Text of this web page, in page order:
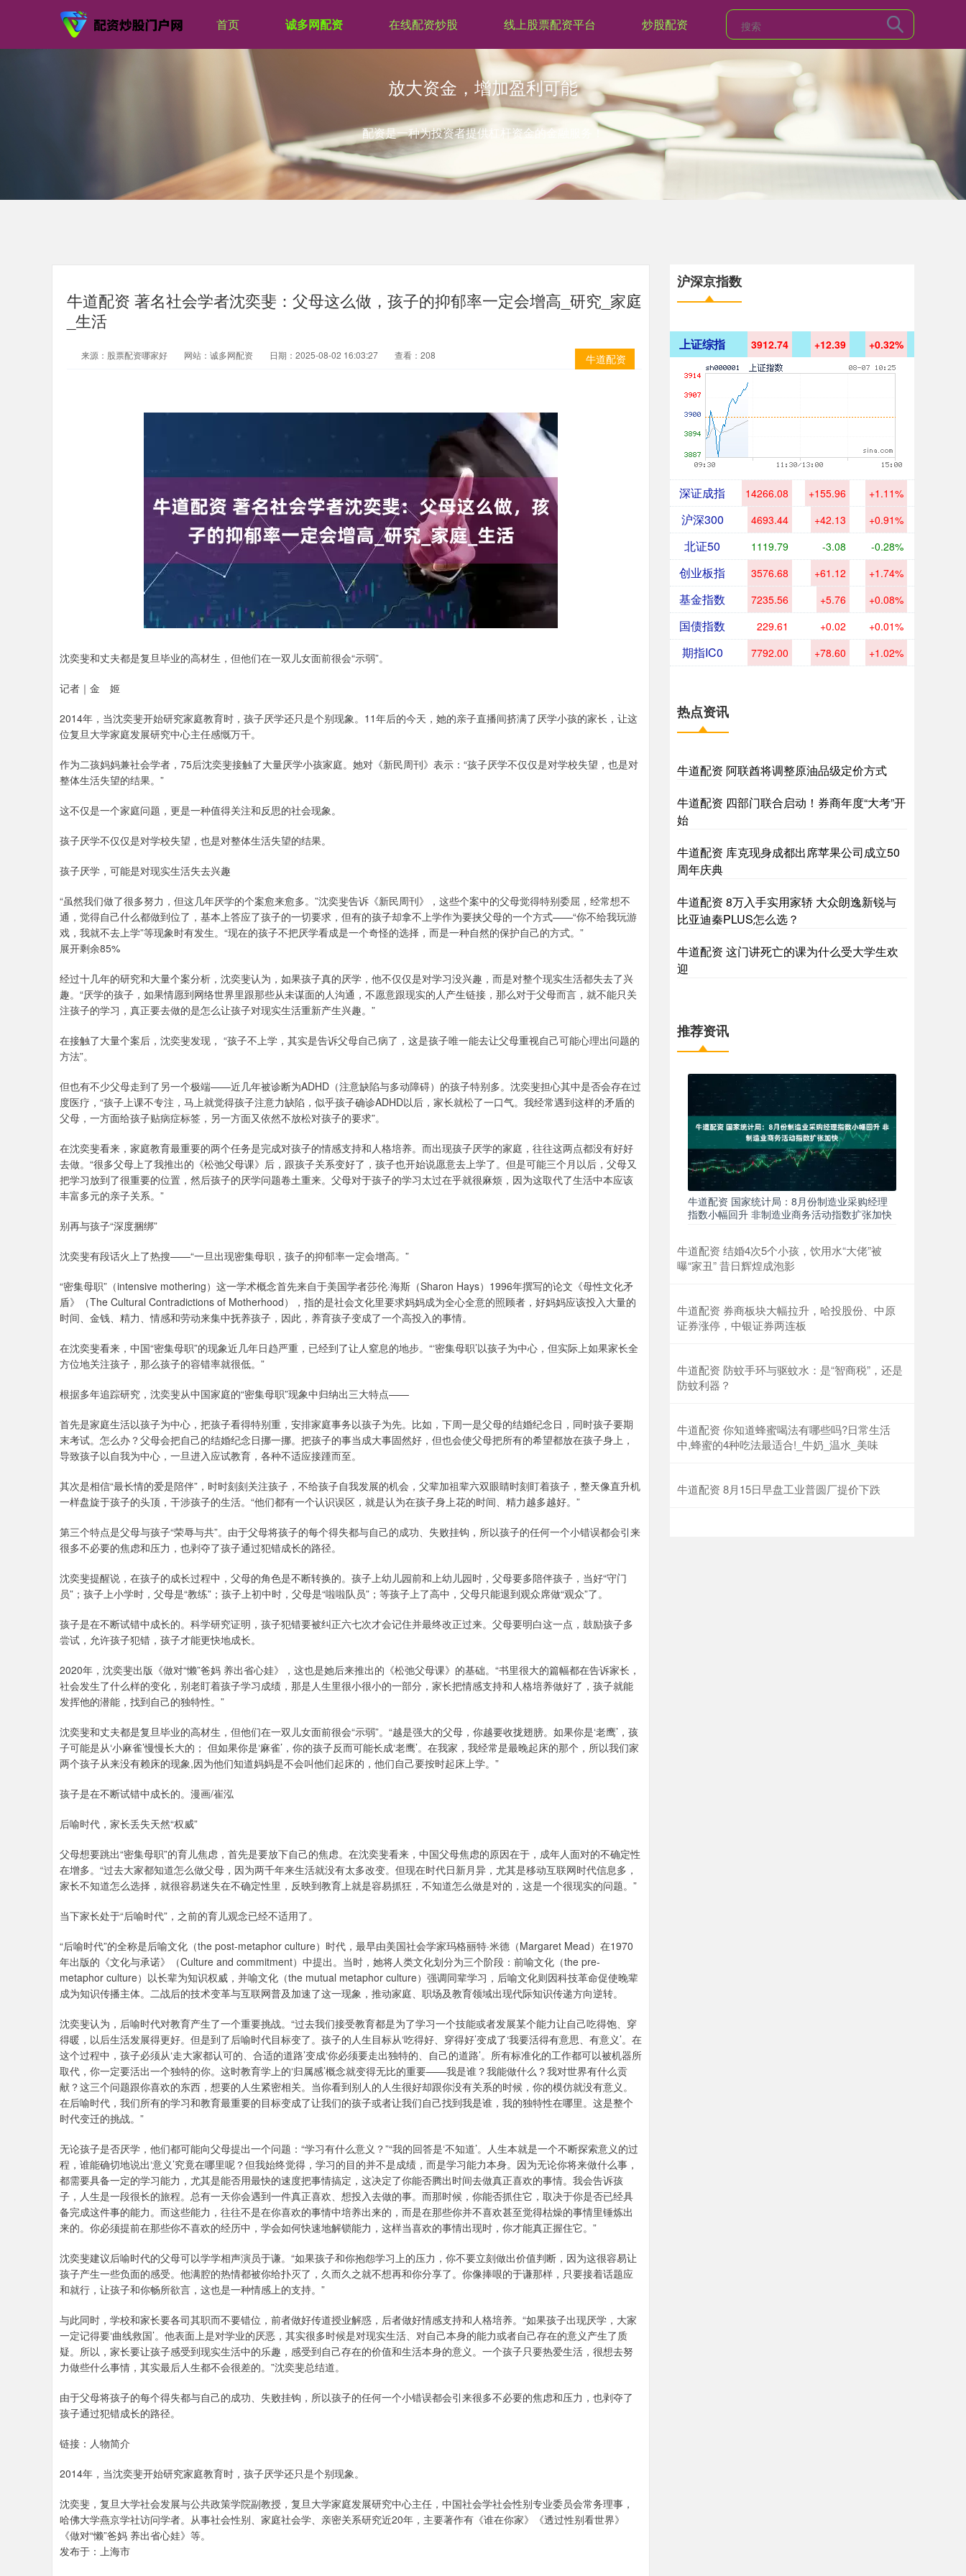
首页 诚多网配资 在线配资炒股 线上股票配资平台 炒股配资
放大资金，增加盈利可能
配资是一种为投资者提供杠杆资金的金融服务！
牛道配资 著名社会学者沈奕斐：父母这么做，孩子的抑郁率一定会增高_研究_家庭
_生活
牛道配资
来源：股票配资哪家好 网站：诚多网配资 日期：2025-08-02 16:03:27 查看：208
沈奕斐和丈夫都是复旦毕业的高材生，但他们在一双儿女面前很会“示弱”。
记者｜金 姬
2014年，当沈奕斐开始研究家庭教育时，孩子厌学还只是个别现象。11年后的今天，她的亲子直播间挤满了厌学小孩的家长，让这
位复旦大学家庭发展研究中心主任感慨万千。
作为二孩妈妈兼社会学者，75后沈奕斐接触了大量厌学小孩家庭。她对《新民周刊》表示：“孩子厌学不仅仅是对学校失望，也是对
整体生活失望的结果。”
这不仅是一个家庭问题，更是一种值得关注和反思的社会现象。
孩子厌学不仅仅是对学校失望，也是对整体生活失望的结果。
孩子厌学，可能是对现实生活失去兴趣
“虽然我们做了很多努力，但这几年厌学的个案愈来愈多。”沈奕斐告诉《新民周刊》，这些个案中的父母觉得特别委屈，经常想不
通，觉得自己什么都做到位了，基本上答应了孩子的一切要求，但有的孩子却拿不上学作为要挟父母的一个方式——“你不给我玩游
戏，我就不去上学”等现象时有发生。“现在的孩子不把厌学看成是一个奇怪的选择，而是一种自然的保护自己的方式。”
展开剩余85%
经过十几年的研究和大量个案分析，沈奕斐认为，如果孩子真的厌学，他不仅仅是对学习没兴趣，而是对整个现实生活都失去了兴
趣。“厌学的孩子，如果情愿到网络世界里跟那些从未谋面的人沟通，不愿意跟现实的人产生链接，那么对于父母而言，就不能只关
注孩子的学习，真正要去做的是怎么让孩子对现实生活重新产生兴趣。”
在接触了大量个案后，沈奕斐发现， “孩子不上学，其实是告诉父母自己病了，这是孩子唯一能去让父母重视自己可能心理出问题的
方法”。
但也有不少父母走到了另一个极端——近几年被诊断为ADHD（注意缺陷与多动障碍）的孩子特别多。沈奕斐担心其中是否会存在过
度医疗，“孩子上课不专注，马上就觉得孩子注意力缺陷，似乎孩子确诊ADHD以后，家长就松了一口气。我经常遇到这样的矛盾的
父母，一方面给孩子贴病症标签，另一方面又依然不放松对孩子的要求”。
在沈奕斐看来，家庭教育最重要的两个任务是完成对孩子的情感支持和人格培养。而出现孩子厌学的家庭，往往这两点都没有好好
去做。“很多父母上了我推出的《松弛父母课》后，跟孩子关系变好了，孩子也开始说愿意去上学了。但是可能三个月以后，父母又
把学习放到了很重要的位置，然后孩子的厌学问题卷土重来。父母对于孩子的学习太过在乎就很麻烦，因为这取代了生活中本应该
丰富多元的亲子关系。”
别再与孩子“深度捆绑”
沈奕斐有段话火上了热搜——“一旦出现密集母职，孩子的抑郁率一定会增高。”
“密集母职”（intensive mothering）这一学术概念首先来自于美国学者莎伦·海斯（Sharon Hays）1996年撰写的论文《母性文化矛
盾》（The Cultural Contradictions of Motherhood），指的是社会文化里要求妈妈成为全心全意的照顾者，好妈妈应该投入大量的
时间、金钱、精力、情感和劳动来集中抚养孩子，因此，养育孩子变成了一个高投入的事情。
在沈奕斐看来，中国“密集母职”的现象近几年日趋严重，已经到了让人窒息的地步。“‘密集母职’以孩子为中心，但实际上如果家长全
方位地关注孩子，那么孩子的容错率就很低。”
根据多年追踪研究，沈奕斐从中国家庭的“密集母职”现象中归纳出三大特点——
首先是家庭生活以孩子为中心，把孩子看得特别重，安排家庭事务以孩子为先。比如，下周一是父母的结婚纪念日，同时孩子要期
末考试。怎么办？父母会把自己的结婚纪念日挪一挪。把孩子的事当成大事固然好，但也会使父母把所有的希望都放在孩子身上，
导致孩子以自我为中心，一旦进入应试教育，各种不适应接踵而至。
其次是相信“最长情的爱是陪伴”，时时刻刻关注孩子，不给孩子自我发展的机会，父辈加祖辈六双眼睛时刻盯着孩子，整天像直升机
一样盘旋于孩子的头顶，干涉孩子的生活。“他们都有一个认识误区，就是认为在孩子身上花的时间、精力越多越好。”
第三个特点是父母与孩子“荣辱与共”。由于父母将孩子的每个得失都与自己的成功、失败挂钩，所以孩子的任何一个小错误都会引来
很多不必要的焦虑和压力，也剥夺了孩子通过犯错成长的路径。
沈奕斐提醒说，在孩子的成长过程中，父母的角色是不断转换的。孩子上幼儿园前和上幼儿园时，父母要多陪伴孩子，当好“守门
员”；孩子上小学时，父母是“教练”；孩子上初中时，父母是“啦啦队员”；等孩子上了高中，父母只能退到观众席做“观众”了。
孩子是在不断试错中成长的。科学研究证明，孩子犯错要被纠正六七次才会记住并最终改正过来。父母要明白这一点，鼓励孩子多
尝试，允许孩子犯错，孩子才能更快地成长。
2020年，沈奕斐出版《做对“懒”爸妈 养出省心娃》，这也是她后来推出的《松弛父母课》的基础。“书里很大的篇幅都在告诉家长，
社会发生了什么样的变化，别老盯着孩子学习成绩，那是人生里很小很小的一部分，家长把情感支持和人格培养做好了，孩子就能
发挥他的潜能，找到自己的独特性。”
沈奕斐和丈夫都是复旦毕业的高材生，但他们在一双儿女面前很会“示弱”。“越是强大的父母，你越要收拢翅膀。如果你是‘老鹰’，孩
子可能是从‘小麻雀’慢慢长大的； 但如果你是‘麻雀’，你的孩子反而可能长成‘老鹰’。在我家，我经常是最晚起床的那个，所以我们家
两个孩子从来没有赖床的现象,因为他们知道妈妈是不会叫他们起床的，他们自己要按时起床上学。”
孩子是在不断试错中成长的。漫画/崔泓
后喻时代，家长丢失天然“权威”
父母想要跳出“密集母职”的育儿焦虑，首先是要放下自己的焦虑。在沈奕斐看来，中国父母焦虑的原因在于，成年人面对的不确定性
在增多。“过去大家都知道怎么做父母，因为两千年来生活就没有太多改变。但现在时代日新月异，尤其是移动互联网时代信息多，
家长不知道怎么选择，就很容易迷失在不确定性里，反映到教育上就是容易抓狂，不知道怎么做是对的，这是一个很现实的问题。”
当下家长处于“后喻时代”，之前的育儿观念已经不适用了。
“后喻时代”的全称是后喻文化（the post-metaphor culture）时代，最早由美国社会学家玛格丽特·米德（Margaret Mead）在1970
年出版的《文化与承诺》（Culture and commitment）中提出。当时，她将人类文化划分为三个阶段：前喻文化（the pre-
metaphor culture）以长辈为知识权威，并喻文化（the mutual metaphor culture）强调同辈学习，后喻文化则因科技革命促使晚辈
成为知识传播主体。二战后的技术变革与互联网普及加速了这一现象，推动家庭、职场及教育领域出现代际知识传递方向逆转。
沈奕斐认为，后喻时代对教育产生了一个重要挑战。“过去我们接受教育都是为了学习一个技能或者发展某个能力让自己吃得饱、穿
得暖，以后生活发展得更好。但是到了后喻时代目标变了。孩子的人生目标从‘吃得好、穿得好’变成了‘我要活得有意思、有意义’。在
这个过程中，孩子必须从‘走大家都认可的、合适的道路’变成‘你必须要走出独特的、自己的道路’。所有标准化的工作都可以被机器所
取代，你一定要活出一个独特的你。这时教育学上的‘归属感’概念就变得无比的重要——我是谁？我能做什么？我对世界有什么贡
献？这三个问题跟你喜欢的东西，想要的人生紧密相关。当你看到别人的人生很好却跟你没有关系的时候，你的模仿就没有意义。
在后喻时代，我们所有的学习和教育最重要的目标变成了让我们的孩子或者让我们自己找到我是谁，我的独特性在哪里。这是整个
时代变迁的挑战。”
无论孩子是否厌学，他们都可能向父母提出一个问题：“学习有什么意义？”“我的回答是‘不知道’。人生本就是一个不断探索意义的过
程，谁能确切地说出‘意义’究竟在哪里呢？但我始终觉得，学习的目的并不是成绩，而是学习能力本身。因为无论你将来做什么事，
都需要具备一定的学习能力，尤其是能否用最快的速度把事情搞定，这决定了你能否腾出时间去做真正喜欢的事情。我会告诉孩
子，人生是一段很长的旅程。总有一天你会遇到一件真正喜欢、想投入去做的事。而那时候，你能否抓住它，取决于你是否已经具
备完成这件事的能力。而这些能力，往往不是在你喜欢的事情中培养出来的，而是在那些你并不喜欢甚至觉得枯燥的事情里锤炼出
来的。你必须提前在那些你不喜欢的经历中，学会如何快速地解锁能力，这样当喜欢的事情出现时，你才能真正握住它。”
沈奕斐建议后喻时代的父母可以学学相声演员于谦。“如果孩子和你抱怨学习上的压力，你不要立刻做出价值判断，因为这很容易让
孩子产生一些负面的感受。他满腔的热情都被你给扑灭了，久而久之就不想再和你分享了。你像捧哏的于谦那样，只要接着话题应
和就行，让孩子和你畅所欲言，这也是一种情感上的支持。”
与此同时，学校和家长要各司其职而不要错位，前者做好传道授业解惑，后者做好情感支持和人格培养。“如果孩子出现厌学，大家
一定记得要‘曲线救国’。他表面上是对学业的厌恶，其实很多时候是对现实生活、对自己本身的能力或者自己存在的意义产生了质
疑。所以，家长要让孩子感受到现实生活中的乐趣，感受到自己存在的价值和生活本身的意义。一个孩子只要热爱生活，很想去努
力做些什么事情，其实最后人生都不会很差的。”沈奕斐总结道。
由于父母将孩子的每个得失都与自己的成功、失败挂钩，所以孩子的任何一个小错误都会引来很多不必要的焦虑和压力，也剥夺了
孩子通过犯错成长的路径。
链接：人物简介
2014年，当沈奕斐开始研究家庭教育时，孩子厌学还只是个别现象。
沈奕斐，复旦大学社会发展与公共政策学院副教授，复旦大学家庭发展研究中心主任，中国社会学社会性别专业委员会常务理事，
哈佛大学燕京学社访问学者。从事社会性别、家庭社会学、亲密关系研究近20年，主要著作有《谁在你家》《透过性别看世界》
《做对“懒”爸妈 养出省心娃》等。
发布于：上海市
沪深京指数
上证综指 3912.74 +12.39 +0.32%
深证成指 14266.08 +155.96 +1.11%
沪深300 4693.44 +42.13 +0.91%
北证50 1119.79 -3.08 -0.28%
创业板指 3576.68 +61.12 +1.74%
基金指数 7235.56 +5.76 +0.08%
国债指数 229.61 +0.02 +0.01%
期指IC0 7792.00 +78.60 +1.02%
热点资讯
牛道配资 阿联酋将调整原油品级定价方式
牛道配资 四部门联合启动！券商年度“大考”开
始
牛道配资 库克现身成都出席苹果公司成立50
周年庆典
牛道配资 8万入手实用家轿 大众朗逸新锐与
比亚迪秦PLUS怎么选？
牛道配资 这门讲死亡的课为什么受大学生欢
迎
推荐资讯
牛道配资 国家统计局：8月份制造业采购经理
指数小幅回升 非制造业商务活动指数扩张加快
牛道配资 结婚4次5个小孩，饮用水“大佬”被
曝“家丑” 昔日辉煌成泡影
牛道配资 券商板块大幅拉升，哈投股份、中原
证券涨停，中银证券两连板
牛道配资 防蚊手环与驱蚊水：是“智商税”，还是
防蚊利器？
牛道配资 你知道蜂蜜喝法有哪些吗?日常生活
中,蜂蜜的4种吃法最适合!_牛奶_温水_美味
牛道配资 8月15日早盘工业普圆厂提价下跌